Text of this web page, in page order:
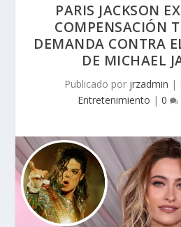
PARIS JACKSON
COMPENSACIÓN
DEMANDA CONTRA
DE MICHAEL
Publicado por jrzadmin |
Entretenimiento | 0